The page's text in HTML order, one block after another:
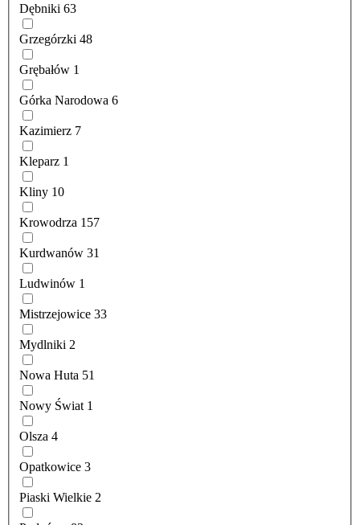
Dębniki 63
Grzegórzki 48
Grębałów 1
Górka Narodowa 6
Kazimierz 7
Kleparz 1
Kliny 10
Krowodrza 157
Kurdwanów 31
Ludwinów 1
Mistrzejowice 33
Mydlniki 2
Nowa Huta 51
Nowy Świat 1
Olsza 4
Opatkowice 3
Piaski Wielkie 2